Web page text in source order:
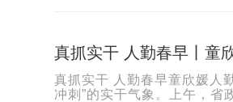
真抓实干 人勤春早丨童
真抓实干 人勤春早童欣媛人
冲刺”的实干气象。上午，省